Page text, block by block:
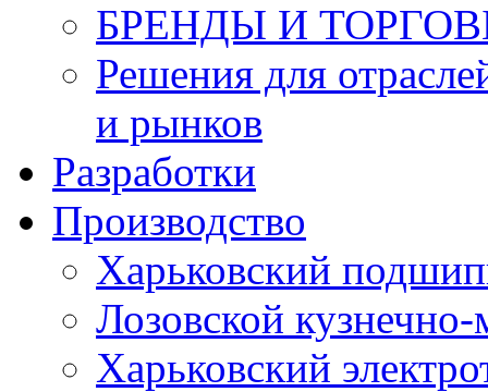
БРЕНДЫ И
Решения для
и рынков
Разработки
Производство
Харьковский
Лозовской
Харьковский